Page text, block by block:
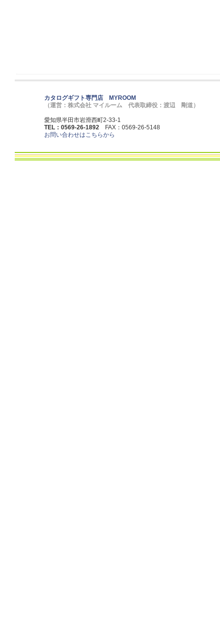
カタログギフト専門店 MYROOM
（運営：株式会社 マイルーム 代表取締役：渡辺 剛道）
愛知県半田市岩滑西町2-33-1
TEL：0569-26-1892 FAX：0569-26-5148
お問い合わせはこちらから